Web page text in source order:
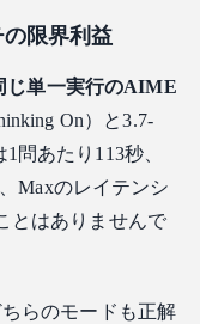
限界利益
じ単一実行のAIME
On）と3.7-
問あたり113秒、
Maxのレイテンシ
とはありませんで
らのモードも正解